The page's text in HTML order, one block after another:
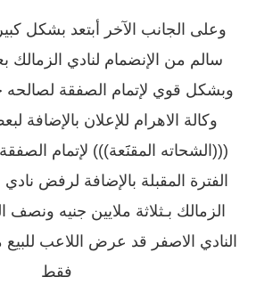
وعلى الجانب الآخر أبتعد بشكل
سالم من الإنضمام لنادي الزمالك
وبشكل قوي لإتمام الصفقة لصالحه
وكالة الاهرام للإعلان بالإضافة
(((الشحاته المقنََعة))) لإتمام
الفترة المقبلة بالإضافة لرفض
الزمالك بـثلاثة ملايين جنيه ونصف
فقط